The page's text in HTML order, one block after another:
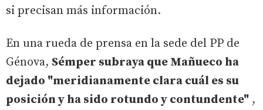
si precisan más información.
En una rueda de prensa en la sede del PP de
Génova, Sémper subraya que Mañueco ha
dejado "meridianamente clara cuál es su
posición y ha sido rotundo y contundente" ,